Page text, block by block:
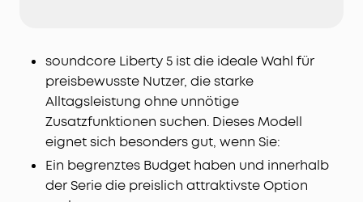
Ausgeglichener & detailreicher Klang: Dank
Wollpapier-Treibern, bassverstärkender Röhren,
LDAC und Hi-Res Audio werden feinste
Klangnuancen sowie satte, ausgewogene Höhen
und Bässe wiedergegeben.
KI-Telefonate mit 6 Mikrofonen:
Diese Earbuds sind
mit sechs Mikrofonen, KI-Geräuschunterdrückung
und einem windbeständigen Algorithmus
soundcore Liberty 5 ist die ideale Wahl für
preisbewusste Nutzer, die starke
Alltagsleistung ohne unnötige
Zusatzfunktionen suchen. Dieses Modell
eignet sich besonders gut, wenn Sie:
Ein begrenztes Budget haben und innerhalb
der Serie die preislich attraktivste Option